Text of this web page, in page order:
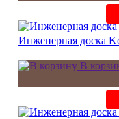
Инженерная доска
В